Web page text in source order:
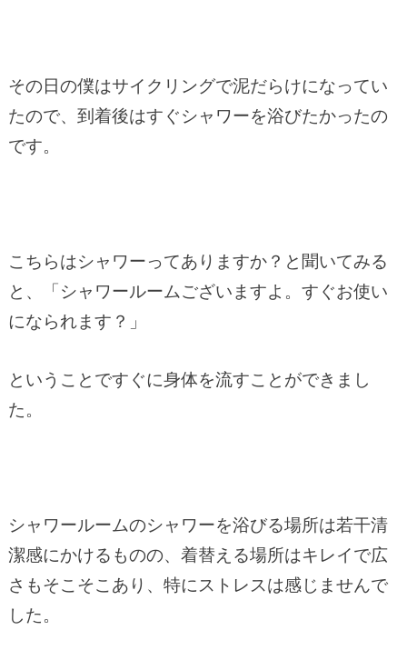
その日の僕はサイクリングで泥だらけになってい
たので、到着後はすぐシャワーを浴びたかったの
です。
こちらはシャワーってありますか？と聞いてみる
と、「シャワールームございますよ。すぐお使い
になられます？」
ということですぐに身体を流すことができまし
た。
シャワールームのシャワーを浴びる場所は若干清
潔感にかけるものの、着替える場所はキレイで広
さもそこそこあり、特にストレスは感じませんで
した。